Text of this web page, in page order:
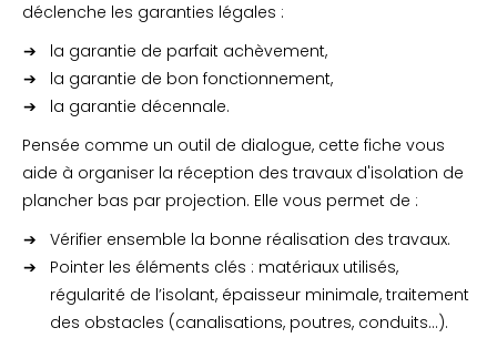
déclenche les garanties légales :
la garantie de parfait achèvement,
la garantie de bon fonctionnement,
la garantie décennale.
Pensée comme un outil de dialogue, cette fiche vous
aide à organiser la réception des travaux d'isolation de
plancher bas par projection. Elle vous permet de :
Vérifier ensemble la bonne réalisation des travaux.
Pointer les éléments clés : matériaux utilisés,
régularité de l’isolant, épaisseur minimale, traitement
des obstacles (canalisations, poutres, conduits…).